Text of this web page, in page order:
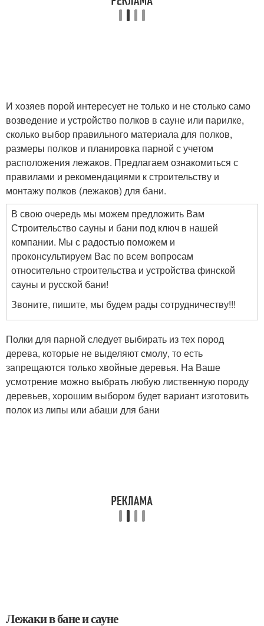
И хозяев порой интересует не только и не столько само
возведение и устройство полков в сауне или парилке,
сколько выбор правильного материала для полков,
размеры полков и планировка парной с учетом
расположения лежаков. Предлагаем ознакомиться с
правилами и рекомендациями к строительству и
монтажу полков (лежаков) для бани.
В свою очередь мы можем предложить Вам
Строительство сауны и бани под ключ в нашей
компании. Мы с радостью поможем и
проконсультируем Вас по всем вопросам
относительно строительства и устройства финской
сауны и русской бани!
Звоните, пишите, мы будем рады сотрудничеству!!!
Полки для парной следует выбирать из тех пород
дерева, которые не выделяют смолу, то есть
запрещаются только хвойные деревья. На Ваше
усмотрение можно выбрать любую лиственную породу
деревьев, хорошим выбором будет вариант изготовить
полок из липы или абаши для бани
Лежаки в бане и сауне